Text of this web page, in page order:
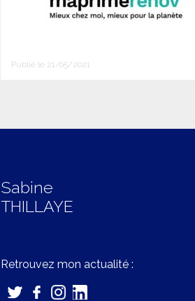
Publié le 21/05/2021
Sabine
THILLAYE
Retrouvez mon actualité :